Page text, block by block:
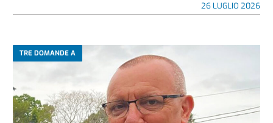
26 LUGLIO 2026
TRE DOMANDE A